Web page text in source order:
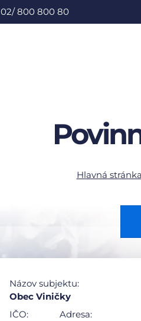
02/ 800 800 80
Hlavná stránka
Názov subjektu:
Obec Viničky
IČO:
Adresa: